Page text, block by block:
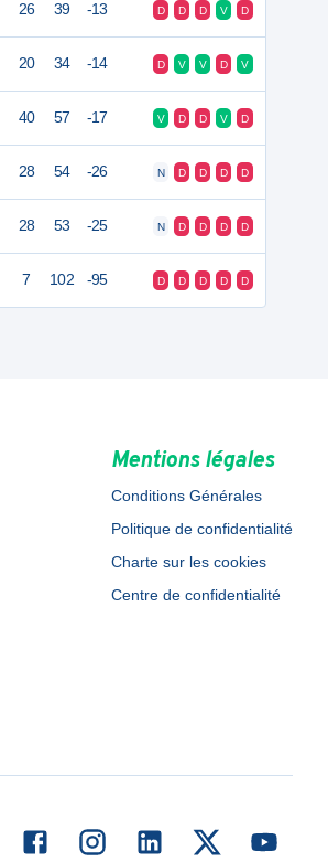
26 39 -13 D D D V D
20 34 -14 D V V D V
40 57 -17 V D D V D
28 54 -26 N D D D D
28 53 -25 N D D D D
7 102 -95 D D D D D
Mentions légales
Conditions Générales
Politique de confidentialité
Charte sur les cookies
Centre de confidentialité